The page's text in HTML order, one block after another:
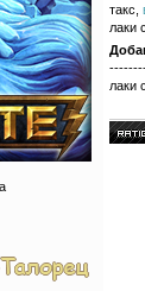
такс,
лаки
лаки